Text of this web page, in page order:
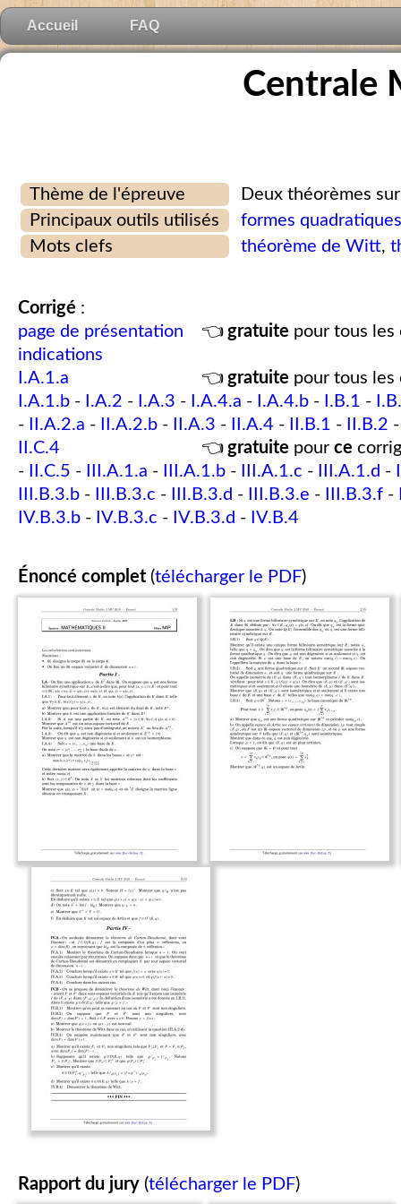
Accueil FAQ
Centrale
Thème de l'épreuve
Deux théorèmes
Principaux outils utilisés
formes
Mots clefs
théorème de Witt,
Corrigé :
page de présentation
👈 gratuite pour tous les
indications
I.A.1.a
👈 gratuite pour tous les
I.A.1.b - I.A.2 - I.A.3 - I.A.4.a - I.A.4.b - I.B.1 -
-
II.A.2.a - II.A.2.b - II.A.3 - II.A.4 - II.B.1 - II.B.2
II.C.4
👈 gratuite pour ce
-
II.C.5 - III.A.1.a - III.A.1.b - III.A.1.c - III.A.1.d -
III.B.3.b - III.B.3.c - III.B.3.d - III.B.3.e - III.B.3.f -
IV.B.3.b - IV.B.3.c - IV.B.3.d - IV.B.4
Énoncé complet (télécharger le PDF)
Rapport du jury (télécharger le PDF)